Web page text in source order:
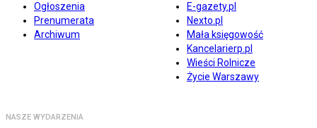
Ogłoszenia
Prenumerata
Archiwum
E-gazety.pl
Nexto.pl
Mała księgowość
Kancelarierp.pl
Wieści Rolnicze
Życie Warszawy
NASZE WYDARZENIA